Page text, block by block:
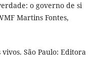
o governo de si
Martins Fontes,
São Paulo: Editora